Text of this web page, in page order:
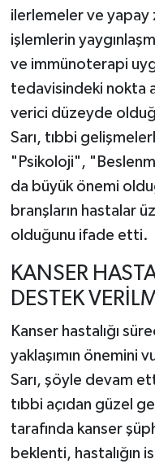
ilerlemeler ve yapay
işlemlerin
ve immünoterapi
tedavisindeki nokta
verici düzeyde
Sarı, tıbbi
"Psikoloji",
da büyük önemi
branşların hastalar
olduğunu ifade etti.
KANSER
DESTEK
Kanser hastalığı
yaklaşımın önemini
Sarı, şöyle devam
tıbbi açıdan güzel
tarafında kanser
beklenti, hastalığın